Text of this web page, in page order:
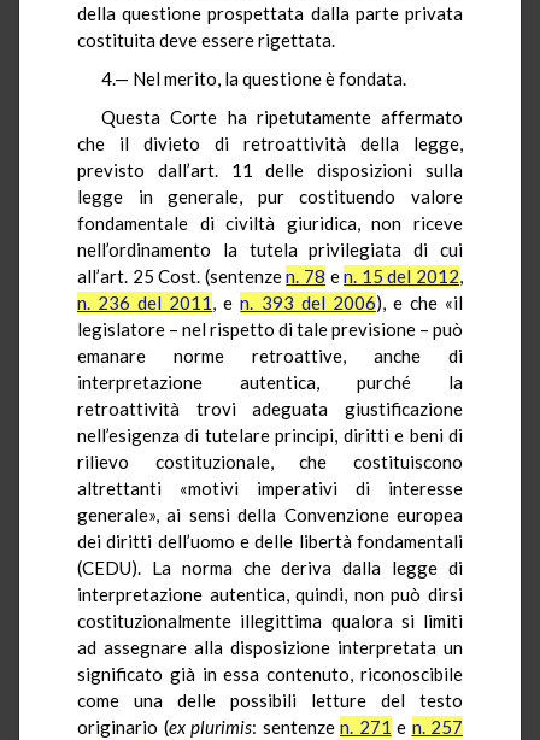
della questione prospettata dalla parte privata
costituita deve essere rigettata.
4.— Nel merito, la questione è fondata.
Questa Corte ha ripetutamente affermato
che il divieto di retroattività della legge,
previsto dall’art. 11 delle disposizioni sulla
legge in generale, pur costituendo valore
fondamentale di civiltà giuridica, non riceve
nell’ordinamento la tutela privilegiata di cui
all’art. 25 Cost. (sentenzen. 78 en. 15 del 2012,
n. 236 del 2011, en. 393 del 2006), e che «il
legislatore – nel rispetto di tale previsione – può
emanare norme retroattive, anche di
interpretazione autentica, purché la
retroattività trovi adeguata giustificazione
nell’esigenza di tutelare principi, diritti e beni di
rilievo costituzionale, che costituiscono
altrettanti «motivi imperativi di interesse
generale», ai sensi della Convenzione europea
dei diritti dell’uomo e delle libertà fondamentali
(CEDU). La norma che deriva dalla legge di
interpretazione autentica, quindi, non può dirsi
costituzionalmente illegittima qualora si limiti
ad assegnare alla disposizione interpretata un
significato già in essa contenuto, riconoscibile
come una delle possibili letture del testo
originario (ex plurimis: sentenze n. 271 e n. 257